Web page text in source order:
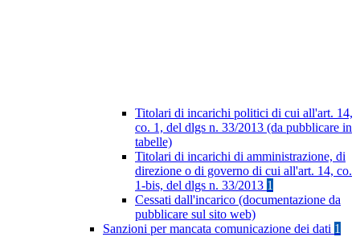
Titolari di incarichi politici di cui all'art. 14,
co. 1, del dlgs n. 33/2013 (da pubblicare in
tabelle)
Titolari di incarichi di amministrazione, di
direzione o di governo di cui all'art. 14, co.
1-bis, del dlgs n. 33/2013 1
Cessati dall'incarico (documentazione da
pubblicare sul sito web)
Sanzioni per mancata comunicazione dei dati 1